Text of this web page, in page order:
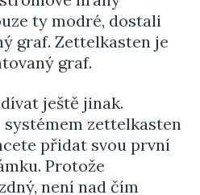
ty modré, dostali
graf. Zettelkasten je
graf.
ještě jinak.
systémem zettelkasten
přidat svou první
Protože
není nad čím